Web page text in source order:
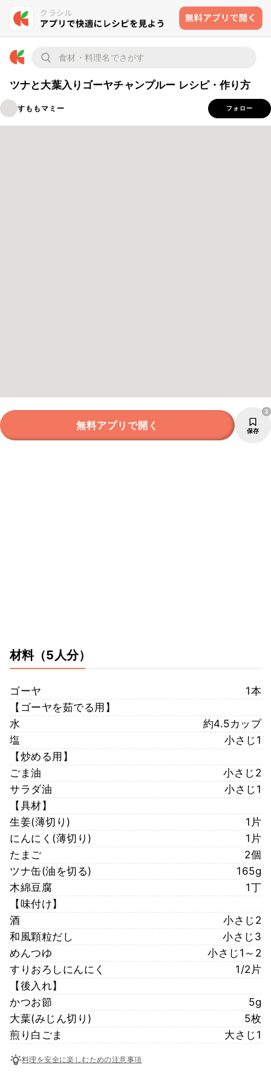
ツナと大葉入りゴーヤチャンプルー レシピ・作り方
すももマミー フォロー
無料アプリで開く 保存
3
材料（5人分）
ゴーヤ
1本
【ゴーヤを茹でる用】
水
約4.5カップ
塩
小さじ1
【炒める用】
ごま油
小さじ2
サラダ油
小さじ1
【具材】
生姜(薄切り)
1片
にんにく(薄切り)
1片
たまご
2個
ツナ缶(油を切る)
165g
木綿豆腐
1丁
【味付け】
酒
小さじ2
和風顆粒だし
小さじ3
めんつゆ
小さじ1～2
すりおろしにんにく
1/2片
【後入れ】
かつお節
5g
大葉(みじん切り)
5枚
煎り白ごま
大さじ1
料理を安全に楽しむための注意事項